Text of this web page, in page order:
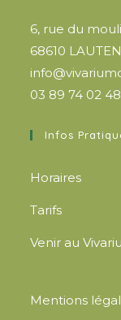
6, rue du
68610
03 89 74 02 48
Infos
Horaires
Tarifs
Venir au
Mentions